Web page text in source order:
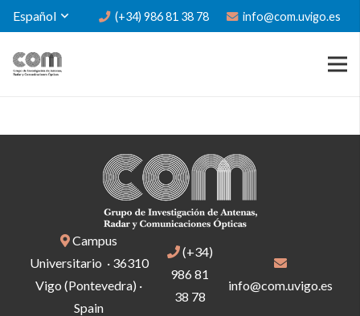
Español (+34) 986 81 38 78 info@com.uvigo.es
Campus
Universitario · 36310
Vigo (Pontevedra) ·
Spain
(+34)
986 81
38 78
info@com.uvigo.es